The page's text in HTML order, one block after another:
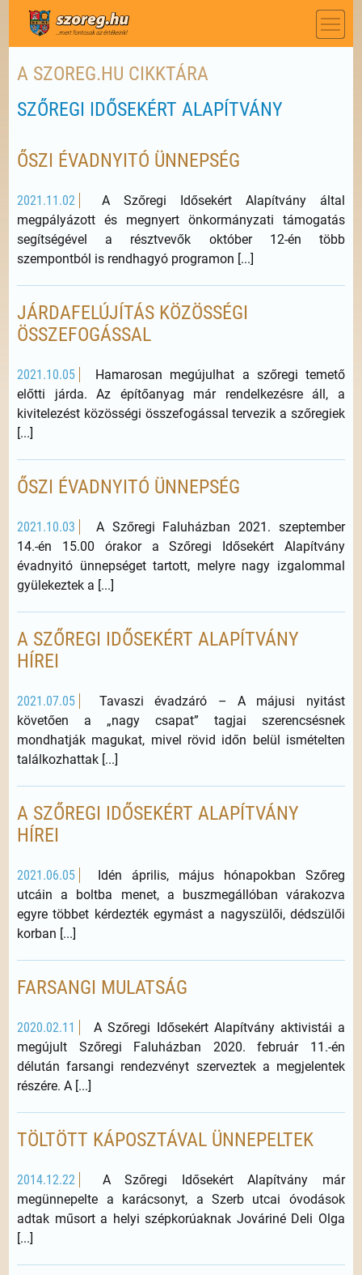
A SZOREG.HU CIKKTÁRA
SZŐREGI IDŐSEKÉRT ALAPÍTVÁNY
ŐSZI ÉVADNYITÓ ÜNNEPSÉG
2021.11.02
A Szőregi Idősekért Alapítvány által
megpályázott és megnyert önkormányzati támogatás
segítségével a résztvevők október 12-én több
szempontból is rendhagyó programon [...]
JÁRDAFELÚJÍTÁS KÖZÖSSÉGI
ÖSSZEFOGÁSSAL
2021.10.05
Hamarosan megújulhat a szőregi temető
előtti járda. Az építőanyag már rendelkezésre áll, a
kivitelezést közösségi összefogással tervezik a szőregiek
[...]
ŐSZI ÉVADNYITÓ ÜNNEPSÉG
2021.10.03
A Szőregi Faluházban 2021. szeptember
14.-én 15.00 órakor a Szőregi Idősekért Alapítvány
évadnyitó ünnepséget tartott, melyre nagy izgalommal
gyülekeztek a [...]
A SZŐREGI IDŐSEKÉRT ALAPÍTVÁNY
HÍREI
2021.07.05
Tavaszi évadzáró – A májusi nyitást
követően a „nagy csapat” tagjai szerencsésnek
mondhatják magukat, mivel rövid időn belül ismételten
találkozhattak [...]
A SZŐREGI IDŐSEKÉRT ALAPÍTVÁNY
HÍREI
2021.06.05
Idén április, május hónapokban Szőreg
utcáin a boltba menet, a buszmegállóban várakozva
egyre többet kérdezték egymást a nagyszülői, dédszülői
korban [...]
FARSANGI MULATSÁG
2020.02.11
A Szőregi Idősekért Alapítvány aktivistái a
megújult Szőregi Faluházban 2020. február 11.-én
délután farsangi rendezvényt szerveztek a megjelentek
részére. A [...]
TÖLTÖTT KÁPOSZTÁVAL ÜNNEPELTEK
2014.12.22
A Szőregi Idősekért Alapítvány már
megünnepelte a karácsonyt, a Szerb utcai óvodások
adtak műsort a helyi szépkorúaknak Jováriné Deli Olga
[...]